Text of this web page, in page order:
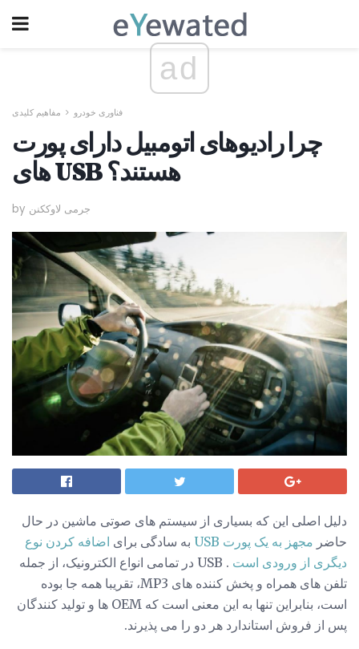
ad
فناوری خودرو مفاهیم کلیدی
چرا رادیوهای اتومبیل دارای پورت
های USB هستند؟
by جرمی لاوککنن
دلیل اصلی این که بسیاری از سیستم های صوتی ماشین در حال
حاضر مجهز به یک پورت USB به سادگی برای اضافه کردن نوع
دیگری از ورودی است
. USB در تمامی انواع الکترونیک، از جمله
تلفن های همراه و پخش کننده های MP3، تقریبا همه جا بوده
است، بنابراین تنها به این معنی است که OEM ها و تولید کنندگان
پس از فروش استاندارد هر دو را می پذیرند.